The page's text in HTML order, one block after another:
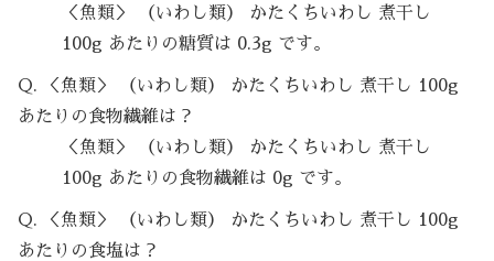
＜魚類＞ （いわし類） かたくちいわし 煮干し
100g あたりの糖質は 0.3g です。
Q. ＜魚類＞ （いわし類） かたくちいわし 煮干し 100g
あたりの食物繊維は？
＜魚類＞ （いわし類） かたくちいわし 煮干し
100g あたりの食物繊維は 0g です。
Q. ＜魚類＞ （いわし類） かたくちいわし 煮干し 100g
あたりの食塩は？